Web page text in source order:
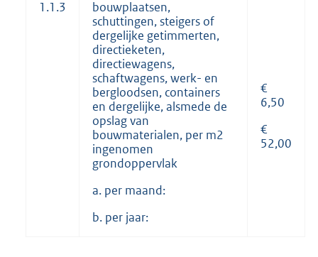
1.1.3
bouwplaatsen,
schuttingen, steigers of
dergelijke getimmerten,
directieketen,
directiewagens,
schaftwagens, werk- en
bergloodsen, containers
en dergelijke, alsmede de
opslag van
bouwmaterialen, per m2
ingenomen
grondoppervlak
a. per maand:
b. per jaar:
€
6,50
€
52,00